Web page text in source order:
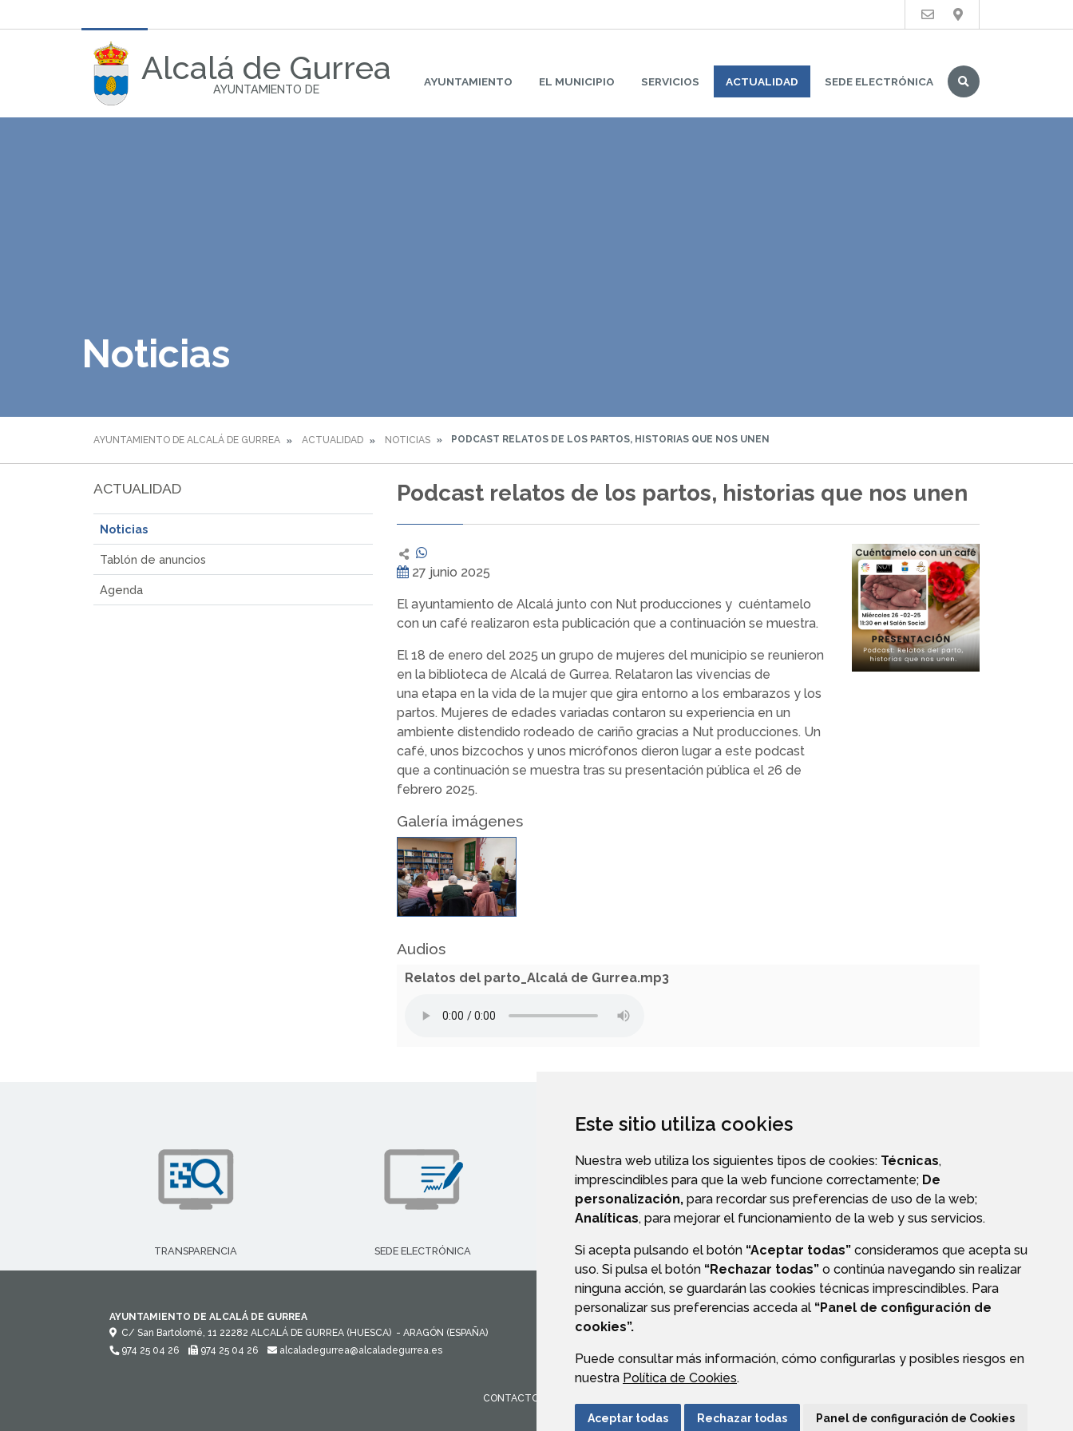
Este sitio utiliza cookies
Nuestra web utiliza los siguientes tipos de cookies: Técnicas,
imprescindibles para que la web funcione correctamente; De
personalización, para recordar sus preferencias de uso de la web;
Analíticas, para mejorar el funcionamiento de la web y sus servicios.
Si acepta pulsando el botón “Aceptar todas” consideramos que acepta su
uso. Si pulsa el botón “Rechazar todas” o continúa navegando sin realizar
ninguna acción, se guardarán las cookies técnicas imprescindibles. Para
personalizar sus preferencias acceda al “Panel de configuración de
cookies”.
Puede consultar más información, cómo configurarlas y posibles riesgos en
nuestra Política de Cookies.
Aceptar todas Rechazar todas Panel de configuración de Cookies
Alcalá de Gurrea
AYUNTAMIENTO DE
AYUNTAMIENTO EL MUNICIPIO SERVICIOS ACTUALIDAD SEDE ELECTRÓNICA
Buscar
Noticias
AYUNTAMIENTO DE ALCALÁ DE GURREA ACTUALIDAD NOTICIAS PODCAST RELATOS DE LOS PARTOS, HISTORIAS QUE NOS UNEN
ACTUALIDAD
Noticias
Tablón de anuncios
Agenda
Podcast relatos de los partos, historias que nos unen
27 junio 2025
El ayuntamiento de Alcalá junto con Nut producciones y cuéntamelo
con un café realizaron esta publicación que a continuación se muestra.
El 18 de enero del 2025 un grupo de mujeres del municipio se reunieron
en la biblioteca de Alcalá de Gurrea. Relataron las vivencias de
una etapa en la vida de la mujer que gira entorno a los embarazos y los
partos. Mujeres de edades variadas contaron su experiencia en un
ambiente distendido rodeado de cariño gracias a Nut producciones. Un
café, unos bizcochos y unos micrófonos dieron lugar a este podcast
que a continuación se muestra tras su presentación pública el 26 de
febrero 2025.
Galería imágenes
Audios
Relatos del parto_Alcalá de Gurrea.mp3
TRANSPARENCIA
SEDE ELECTRÓNICA
CALLEJERO
AGENDA
AYUNTAMIENTO DE ALCALÁ DE GURREA
C/ San Bartolomé, 11 22282 ALCALÁ DE GURREA (HUESCA) - ARAGÓN (ESPAÑA)
974 25 04 26
974 25 04 26 alcaladegurrea@alcaladegurrea.es
CONTACTO